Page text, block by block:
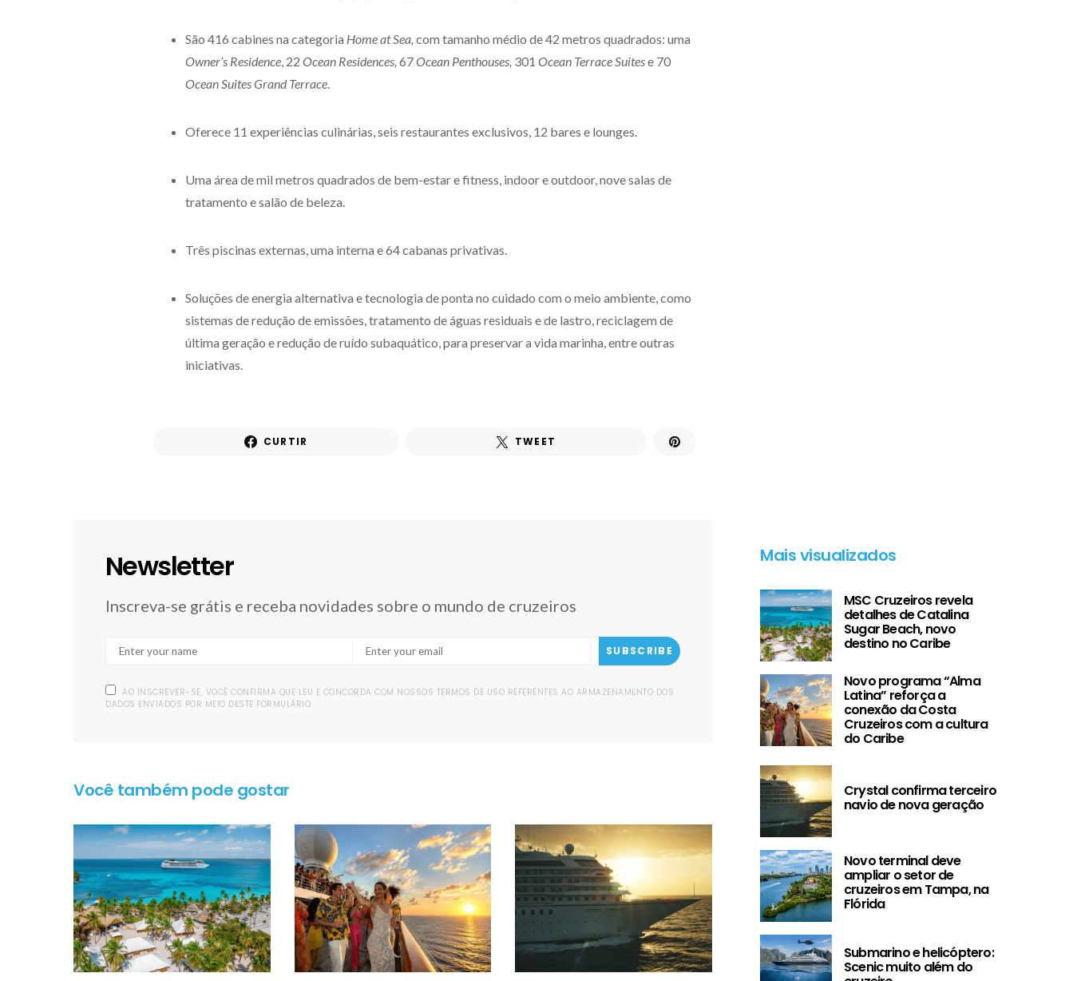
São 416 cabines na categoria Home at Sea, com tamanho médio de 42 metros quadrados: uma
Owner’s Residence, 22 Ocean Residences, 67Ocean Penthouses, 301 Ocean Terrace Suitese 70
Ocean Suites Grand Terrace.
Oferece 11 experiências culinárias, seis restaurantes exclusivos, 12 bares e lounges.
Uma área de mil metros quadrados de bem-estar e fitness, indoor e outdoor, nove salas de
tratamento e salão de beleza.
Três piscinas externas, uma interna e 64 cabanas privativas.
Soluções de energia alternativa e tecnologia de ponta no cuidado com o meio ambiente, como
sistemas de redução de emissões, tratamento de águas residuais e de lastro, reciclagem de
última geração e redução de ruído subaquático, para preservar a vida marinha, entre outras
iniciativas.
CURTIR TWEET
Newsletter
Inscreva-se grátis e receba novidades sobre o mundo de cruzeiros
SUBSCRIBE
AO INSCREVER-SE, VOCÊ CONFIRMA QUE LEU E CONCORDA COM NOSSOS TERMOS DE USO REFERENTES AO ARMAZENAMENTO DOS
DADOS ENVIADOS POR MEIO DESTE FORMULÁRIO.
Você também pode gostar
Mais visualizados
MSC Cruzeiros revela
detalhes de Catalina
Sugar Beach, novo
destino no Caribe
Novo programa “Alma
Latina” reforça a
conexão da Costa
Cruzeiros com a cultura
do Caribe
Crystal confirma terceiro
navio de nova geração
Novo terminal deve
ampliar o setor de
cruzeiros em Tampa, na
Flórida
Submarino e helicóptero:
Scenic muito além do